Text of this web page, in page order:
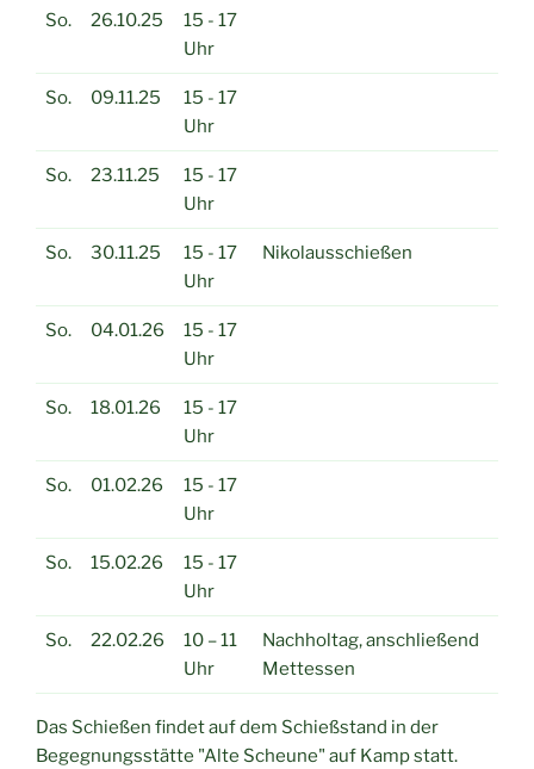
So. 26.10.25
15 - 17
Uhr
So. 09.11.25
15 - 17
Uhr
So. 23.11.25
15 - 17
Uhr
So. 30.11.25
15 - 17
Uhr
Nikolausschießen
So. 04.01.26
15 - 17
Uhr
So. 18.01.26
15 - 17
Uhr
So. 01.02.26
15 - 17
Uhr
So. 15.02.26
15 - 17
Uhr
So. 22.02.26
10 – 11
Uhr
Nachholtag, anschließend
Mettessen
Das Schießen findet auf dem Schießstand in der
Begegnungsstätte "Alte Scheune" auf Kamp statt.